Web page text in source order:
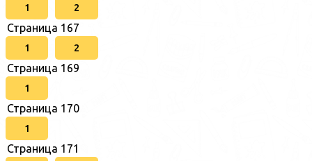
1 2
Страница 167
1 2
Страница 169
1
Страница 170
1
Страница 171